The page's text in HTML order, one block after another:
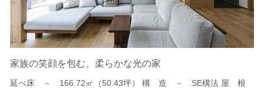
家族の笑顔を包む、柔らかな光の家
延べ床 － 166.72㎡（50.43坪） 構 造 － SE構法 屋 根